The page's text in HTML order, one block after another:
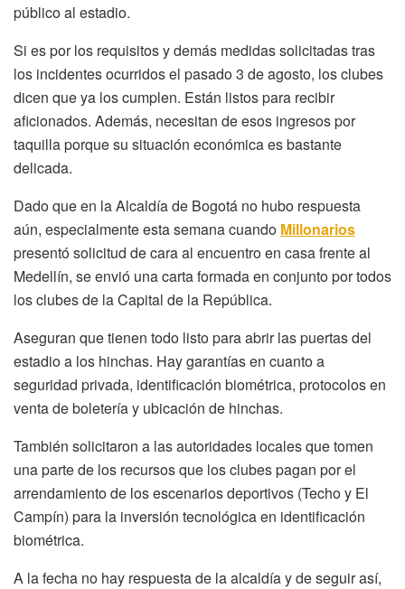
público al estadio.
Si es por los requisitos y demás medidas solicitadas tras
los incidentes ocurridos el pasado 3 de agosto, los clubes
dicen que ya los cumplen. Están listos para recibir
aficionados. Además, necesitan de esos ingresos por
taquilla porque su situación económica es bastante
delicada.
Dado que en la Alcaldía de Bogotá no hubo respuesta
aún, especialmente esta semana cuando Millonarios
presentó solicitud de cara al encuentro en casa frente al
Medellín, se envió una carta formada en conjunto por todos
los clubes de la Capital de la República.
Aseguran que tienen todo listo para abrir las puertas del
estadio a los hinchas. Hay garantías en cuanto a
seguridad privada, identificación biométrica, protocolos en
venta de boletería y ubicación de hinchas.
También solicitaron a las autoridades locales que tomen
una parte de los recursos que los clubes pagan por el
arrendamiento de los escenarios deportivos (Techo y El
Campín) para la inversión tecnológica en identificación
biométrica.
A la fecha no hay respuesta de la alcaldía y de seguir así,